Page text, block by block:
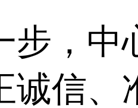
中心
诚信、